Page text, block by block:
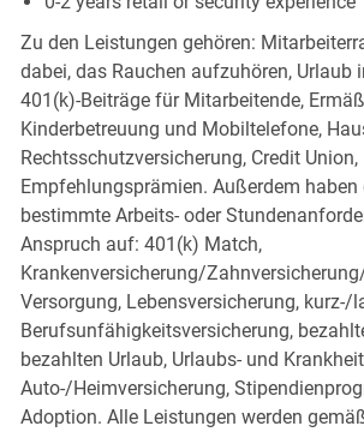
Zu den Leistungen gehören:
dabei, das Rauchen aufzuhören, Urlaub
401(k)-Beiträge für Mitarbeitende,
Kinderbetreuung und Mobiltelefone,
Rechtsschutzversicherung, Credit Union,
Empfehlungsprämien. Außerdem haben
bestimmte Arbeits- oder
Anspruch auf: 401(k) Match,
Krankenversicherung/
Versorgung, Lebensversicherung, kurz-/
Berufsunfähigkeitsversicherung,
bezahlten Urlaub, Urlaubs- und
Auto-/Heimversicherung,
Adoption. Alle Leistungen werden